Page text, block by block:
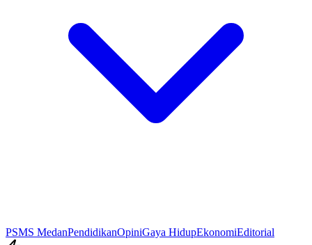
PSMS MedanPendidikanOpiniGaya HidupEkonomiEditorial